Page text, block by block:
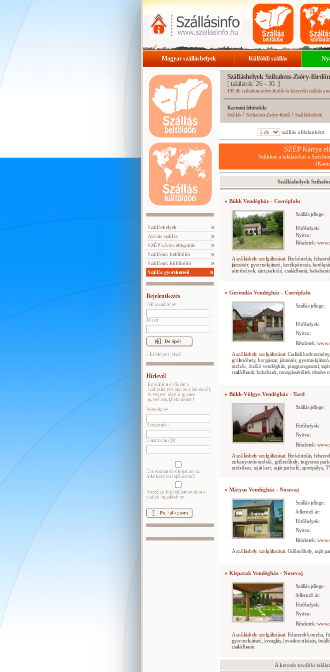
Magyar szálláshelyek Külföldi szállás
Szálláshelyek
Akciós szállás
SZÉP kártya elfogadás
Szállások belföldön
Szállások külföldön
Szállás gyorskereső
Bejelentkezés
Felhasználónév:
Jelszó:
» Elfelejtett jelszó
Hírlevél
Értesüljön elsőként a
szálláshelyek akciós ajánlatairól,
és vegyen részt ingyenes
nyereményjátékunkban!
Vezetéknév:
Keresztnév:
E-mail cím (@):
Elolvastam és elfogadom az
Adatkezelési tájékoztatót
Hozzájárulok reklámtartalmú e-
mailek fogadásához.
Szálláshelyek Szihalom-Zsóry-fürdőn
[ találatok: 26 - 30. ]
193 db szihalom-zsóry-fürdői és környéki szállás a
Keresési feltételek:
Szállás/ Szihalom-Zsóry-fürdő/Szálláshelyek
szállás oldalanként
SZÉP Kártya
Szűkítse a találatokat a
Szálláshelyek
» Bükk Vendégház - Cserépfalu
Szállás jellege:
Férőhelyek:
Nyitva:
Részletek:
A szálláshely szolgáltatásai: Borkóstolás,
játszótér, gyermekjátszó, kerékpározás,
sátorhelyek, zárt parkoló, családbarát,
» Gerendás Vendégház - Cserépfalu
Szállás jellege:
Férőhelyek:
Nyitva:
Részletek:
A szálláshely szolgáltatásai: Családi
grillezőhely, horgászat, játszótér,
szobák, önálló vendégház, pingpongasztal,
családbarát, bababarát, mozgássérültek részére
» Bükk-Völgye Vendégház - Tard
Szállás jellege:
Férőhelyek:
Nyitva:
Részletek:
A szálláshely szolgáltatásai: Borkóstolás,
zuhanyozós szobák, grillezőhely, ingyenes
szobában, saját kert, saját parkoló, sportpálya,
» Mátyus Vendégház - Noszvaj
Szállás jellege:
Jellemző ár:
Férőhelyek:
Nyitva:
Részletek:
A szálláshely szolgáltatásai: Grillezőhely, saját
» Kispatak Vendégház - Noszvaj
Szállás jellege:
Jellemző ár:
Férőhelyek:
Nyitva:
Részletek:
A szálláshely szolgáltatásai: Felszerelt konyha,
gyermekjátszó, lovaglás, lovaskocsikázás,
családbarát.
A keresés további